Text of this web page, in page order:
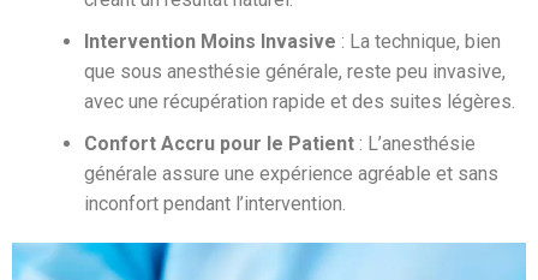
Intervention Moins Invasive : La technique, bien
que sous anesthésie générale, reste peu invasive,
avec une récupération rapide et des suites légères.
Confort Accru pour le Patient : L’anesthésie
générale assure une expérience agréable et sans
inconfort pendant l’intervention.